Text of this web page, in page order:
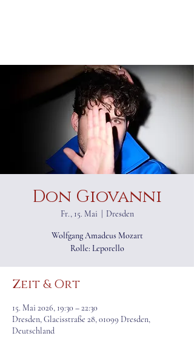
Don Giovanni
Fr., 15. Mai Dresden
Wolfgang Amadeus Mozart
Rolle: Leporello
Zeit & Ort
15. Mai 2026, 19:30 – 22:30
Dresden, Glacisstraße 28, 01099 Dresden,
Deutschland